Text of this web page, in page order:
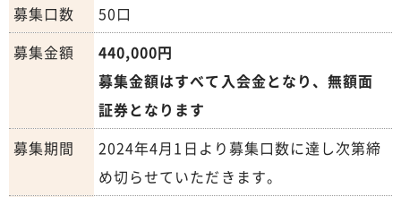
募集口数
50口
募集金額
440,000円
募集金額はすべて入会金となり、無額面
証券となります
募集期間
2024年4月1日より募集口数に達し次第締
め切らせていただきます。